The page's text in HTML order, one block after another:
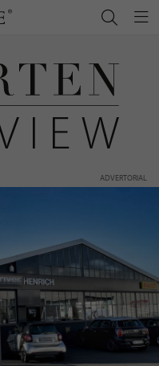
ADVERTORIAL